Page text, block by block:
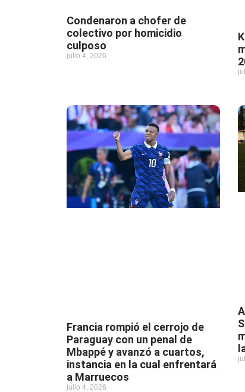
Condenaron a chofer de
colectivo por homicidio
culposo
julio 4, 2026
Francia rompió el cerrojo de
Paraguay con un penal de
Mbappé y avanzó a cuartos,
instancia en la cual enfrentará
a Marruecos
julio 4, 2026